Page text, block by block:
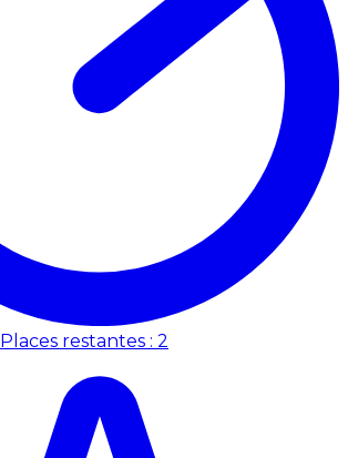
Places restantes : 2